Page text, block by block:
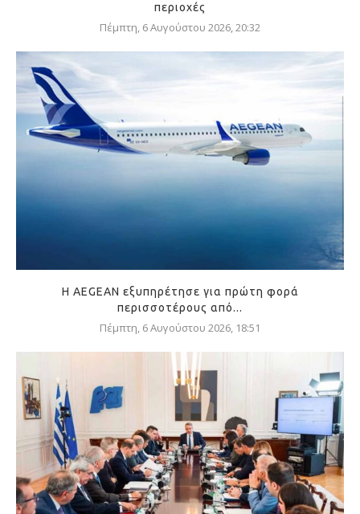
περιοχές
Πέμπτη, 6 Αυγούστου 2026, 20:32
Η AEGEAN εξυπηρέτησε για πρώτη φορά
περισσοτέρους από...
Πέμπτη, 6 Αυγούστου 2026, 18:51